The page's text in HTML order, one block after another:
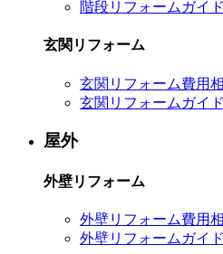
階段リフォームガイド
玄関リフォーム
玄関リフォーム費用
玄関リフォームガイド
屋外
外壁リフォーム
外壁リフォーム費用
外壁リフォームガイド